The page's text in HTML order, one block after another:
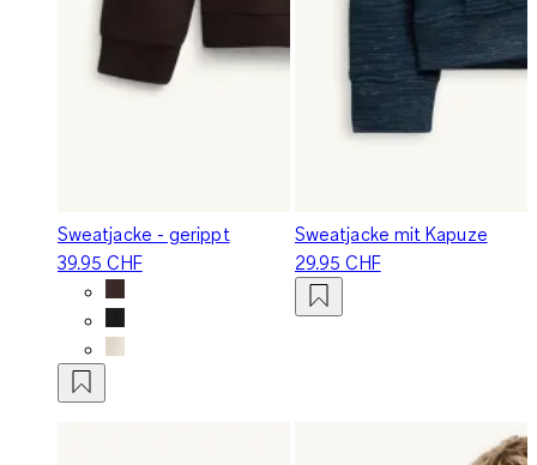
Sweatjacke - gerippt
39.95 CHF
Sweatjacke mit Kapuze
29.95 CHF